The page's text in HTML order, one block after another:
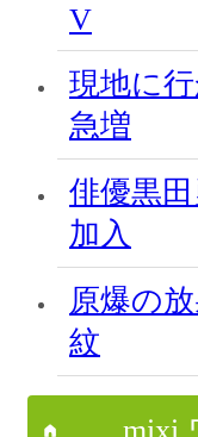
V
現地に
急増
俳優黒
加入
原爆の
紋
mixi